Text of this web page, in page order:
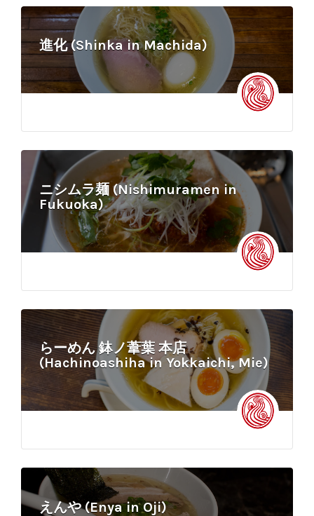
進化 (Shinka in Machida)
ニシムラ麺 (Nishimuramen in
Fukuoka)
らーめん 鉢ノ葦葉 本店
(Hachinoashiha in Yokkaichi, Mie)
えんや (Enya in Oji)